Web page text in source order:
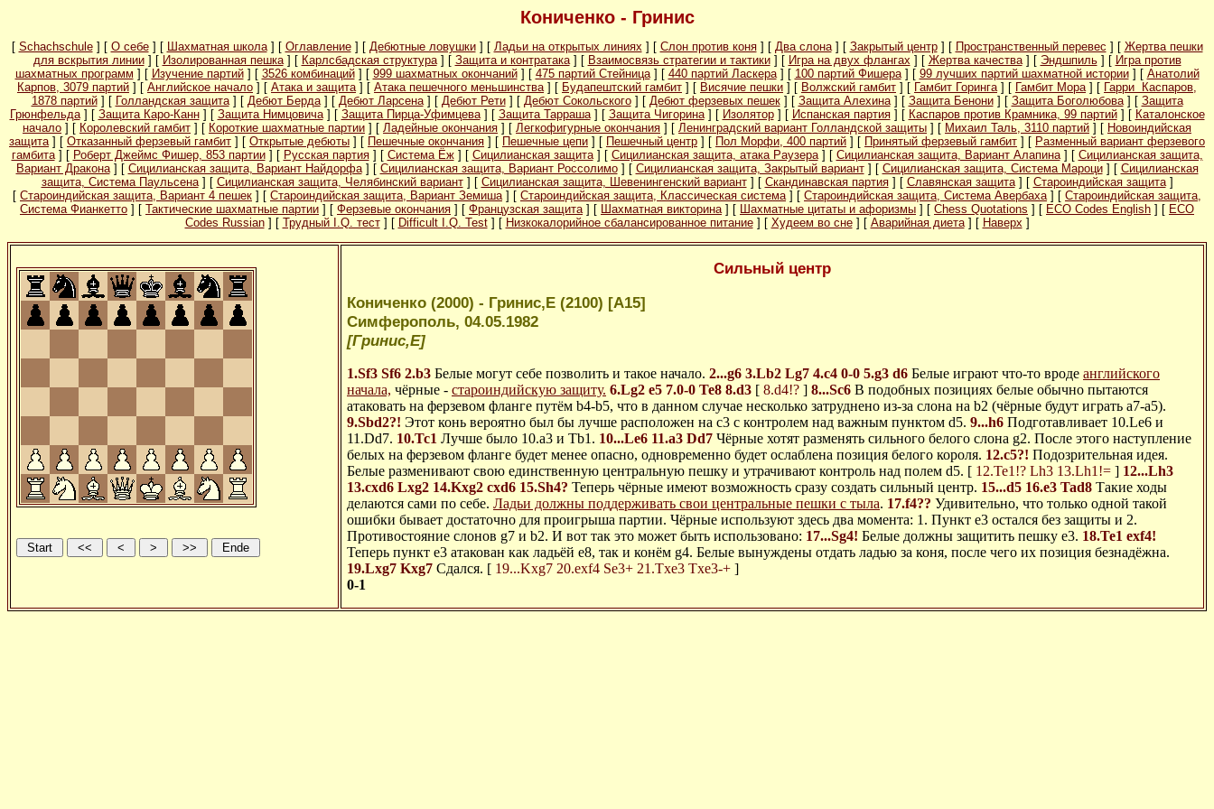
Кониченко - Гринис
[ Schachschule] [ О себе] [ Шахматная школа] [ Оглавление] [ Дебютные ловушки] [ Ладьи на открытых линиях] [ Слон против коня] [ Два слона] [ Закрытый центр] [ Пространственный перевес ] [ Жертва пешки
для вскрытия линии] [ Изолированная пешка] [ Карлсбадская структура] [ Защита и контратака] [ Взаимосвязь стратегии и тактики] [ Игра на двух флангах] [ Жертва качества] [ Эндшпиль] [ Игра против
шахматных программ ] [ Изучение партий] [ 3526 комбинаций] [ 999 шахматных окончаний] [ 475 партий Стейница] [ 440 партий Ласкера] [ 100 партий Фишера] [ 99 лучших партий шахматной истории] [ Анатолий
Карпов, 3079 партий ] [ Английское начало ] [ Атака и защита] [ Атака пешечного меньшинства] [ Будапештский гамбит ] [ Висячие пешки ] [ Волжский гамбит ] [ Гамбит Горинга] [ Гамбит Мора] [ Гарри Каспаров,
1878 партий] [ Голландская защита] [ Дебют Берда] [ Дебют Ларсена] [ Дебют Рети] [ Дебют Сокольского] [ Дебют ферзевых пешек] [ Защита Алехина] [ Защита Бенони] [ Защита Боголюбова] [ Защита
Грюнфельда] [ Защита Каро-Канн] [ Защита Нимцовича] [ Защита Пирца-Уфимцева] [ Защита Тарраша] [ Защита Чигорина] [ Изолятор] [ Испанская партия] [ Каспаров против Крамника, 99 партий] [ Каталонское
начало ] [ Королевский гамбит ] [ Короткие шахматные партии ] [ Ладейные окончания ] [ Легкофигурные окончания ] [ Ленинградский вариант Голландской защиты ] [ Михаил Таль, 3110 партий ] [ Новоиндийская
защита] [ Отказанный ферзевый гамбит ] [ Открытые дебюты ] [ Пешечные окончания ] [ Пешечные цепи ] [ Пешечный центр ] [ Пол Морфи, 400 партий ] [ Принятый ферзевый гамбит ] [ Разменный вариант ферзевого
гамбита] [ Роберт Джеймс Фишер, 853 партии] [ Русская партия] [ Система Ёж] [ Сицилианская защита] [ Сицилианская защита, атака Раузера] [ Сицилианская защита, Вариант Алапина] [ Сицилианская защита,
Вариант Дракона] [ Сицилианская защита, Вариант Найдорфа] [ Сицилианская защита, Вариант Россолимо] [ Сицилианская защита, Закрытый вариант] [ Сицилианская защита, Система Мароци] [ Сицилианская
защита, Система Паульсена] [ Сицилианская защита, Челябинский вариант] [ Сицилианская защита, Шевенингенский вариант] [ Скандинавская партия] [ Славянская защита] [ Староиндийская защита]
[ Староиндийская защита, Вариант 4 пешек ] [ Староиндийская защита, Вариант Земиша] [ Староиндийская защита, Классическая система] [ Староиндийская защита, Система Авербаха] [ Староиндийская защита,
Система Фианкетто ] [ Тактические шахматные партии ] [ Ферзевые окончания ] [ Французская защита] [ Шахматная викторина] [ Шахматные цитаты и афоризмы ] [ Chess Quotations ] [ ECO Codes English ] [ ECO
Codes Russian] [ Трудный I.Q. тест] [ Difficult I.Q. Test] [ Низкокалорийное сбалансированное питание] [ Худеем во сне] [ Аварийная диета] [ Наверх]
Сильный центр
Кониченко (2000) - Гринис,Е (2100) [A15]
Симферополь, 04.05.1982
[Гринис,Е]
1.Sf3 Sf6 2.b3 Белые могут себе позволить и такое начало. 2...g6 3.Lb2 Lg7 4.c4 0-0 5.g3 d6 Белые играют что-то вроде английского
начала, чёрные - староиндийскую защиту. 6.Lg2 e5 7.0-0 Te8 8.d3 [ 8.d4!? ] 8...Sc6 В подобных позициях белые обычно пытаются
атаковать на ферзевом фланге путём b4-b5, что в данном случае несколько затруднено из-за слона на b2 (чёрные будут играть a7-a5).
9.Sbd2?! Этот конь вероятно был бы лучше расположен на c3 с контролем над важным пунктом d5. 9...h6 Подготавливает 10.Le6 и
11.Dd7. 10.Tc1 Лучше было 10.a3 и Tb1. 10...Le6 11.a3 Dd7 Чёрные хотят разменять сильного белого слона g2. После этого наступление
белых на ферзевом фланге будет менее опасно, одновременно будет ослаблена позиция белого короля. 12.c5?! Подозрительная идея.
Белые разменивают свою единственную центральную пешку и утрачивают контроль над полем d5. [ 12.Te1!? Lh3 13.Lh1!= ] 12...Lh3
13.cxd6 Lxg2 14.Kxg2 cxd6 15.Sh4? Теперь чёрные имеют возможность сразу создать сильный центр. 15...d5 16.e3 Tad8 Такие ходы
делаются сами по себе. Ладьи должны поддерживать свои центральные пешки с тыла. 17.f4?? Удивительно, что только одной такой
ошибки бывает достаточно для проигрыша партии. Чёрные используют здесь два момента: 1. Пункт e3 остался без защиты и 2.
Противостояние слонов g7 и b2. И вот так это может быть использовано: 17...Sg4! Белые должны защитить пешку e3. 18.Te1 exf4!
Теперь пункт e3 атакован как ладьёй e8, так и конём g4. Белые вынуждены отдать ладью за коня, после чего их позиция безнадёжна.
19.Lxg7 Kxg7 Сдался. [ 19...Kxg7 20.exf4 Se3+ 21.Txe3 Txe3-+ ]
0-1